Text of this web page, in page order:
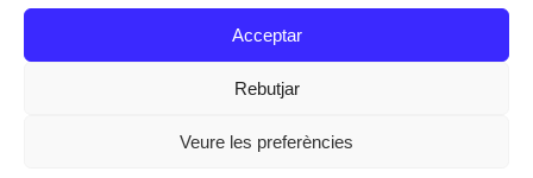
Acceptar
Rebutjar
Veure les preferències
Instagram
Facebook
Twitter
Texts Legals